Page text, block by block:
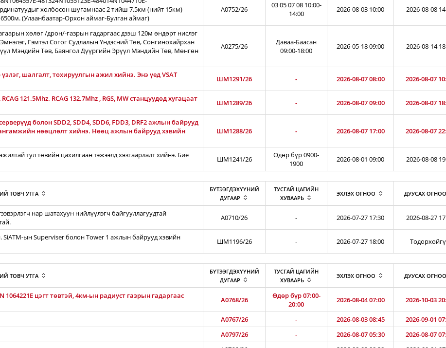
холбосон шугамнаас 2 тийш 7.5км (нийт 15км)
(Улаанбаатар-Орхон аймаг-Булган аймаг)
A0752/26
03 05 07 08 10:00-
14:00
2026-08-03 10:00 2026-08-08
хөлөг /дрон/-газрын гадаргаас дээш 120м өндөрт нислэг
Гэмтэл Согог Судлалын Үндэсний Төв, Сонгинохайрхан
Мэндийн Төв, Баянгол Дүүргийн Эрүүл Мэндийн Төв, Мөнгөн
A0275/26
Даваа-Баасан
09:00-18:00
2026-05-18 09:00 2026-08-14
шалгалт, тохируулгын ажил хийнэ. Энэ үед VSAT
ШМ1291/26 - 2026-08-07 08:00 2026-08-07
121.5Mhz. RCAG 132.7Mhz , RGS, MW станцуудөд хугацаат
ШМ1289/26 - 2026-08-07 09:00 2026-08-07
болон SDD2, SDD4, SDD6, FDD3, DRF2 ажлын байрууд
нөөцлөлт хийнэ. Нөөц ажлын байрууд хэвийн
ШМ1288/26 - 2026-08-07 17:00 2026-08-07
тул төвийн цахилгаан тэжээлд хязгаарлалт хийнэ. Бие
ШМ1241/26
Өдөр бүр 0900-
1900
2026-08-01 09:00
2026-08-08
ТОВЧ УТГА
БҮТЭЭГДЭХҮҮНИЙ
ДУГААР
ТУСГАЙ ЦАГИЙН
ХУВААРЬ
ЭХЛЭХ ОГНОО ДУУСАХ ОГНОО
нар шатахуун нийлүүлэгч байгууллагуудтай
A0710/26 - 2026-07-27 17:30 2026-08-27
ын Superviser болон Tower 1 ажлын байрууд хэвийн
ШМ1196/26 - 2026-07-27 18:00
ТОВЧ УТГА
БҮТЭЭГДЭХҮҮНИЙ
ДУГААР
ТУСГАЙ ЦАГИЙН
ХУВААРЬ
ЭХЛЭХ ОГНОО ДУУСАХ ОГНОО
цэгт төвтэй, 4км-ын радиуст газрын гадаргаас
A0768/26
Өдөр бүр 07:00-
20:00
2026-08-04 07:00 2026-10-03
A0767/26 - 2026-08-03 08:45
2026-09-01
A0797/26 - 2026-08-07 05:30
2026-08-07